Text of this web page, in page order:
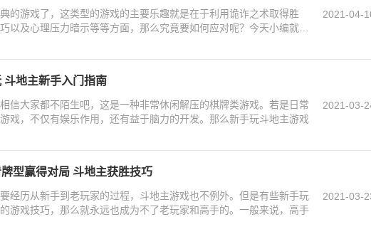
的游戏了，这类型的游戏的主要乐趣就是在于利用诡诈之术取得胜
以及心理压力暗示等等方面，那么究竟要如何应对呢？今天小编就来
2021-04-
斗地主新手入门指南
信大家都不陌生吧，这是一种非常休闲解压的棋牌类游戏。若是日常
戏，不仅有娱乐作用，还有益于脑力的开发。那么新手玩斗地主游戏
2021-03-
型赢得对局 斗地主获胜技巧
经历从新手到老玩家的过程，斗地主游戏也不例外。但是有些新手玩
游戏技巧，那么就永远也成为不了老玩家和高手的。一般来说，高手
2021-03-